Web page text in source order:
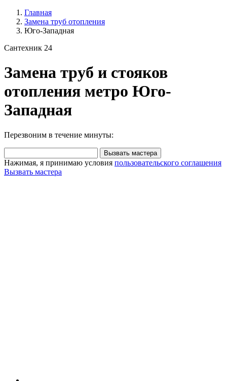
Главная
Замена труб отопления
Юго-Западная
Сантехник 24
Замена труб и стояков
отопления метро Юго-
Западная
Перезвоним в течение минуты:
Вызвать мастера
Нажимая, я принимаю условия пользовательского соглашения
Вызвать мастера